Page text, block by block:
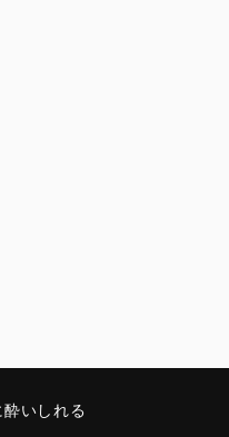
いしれる